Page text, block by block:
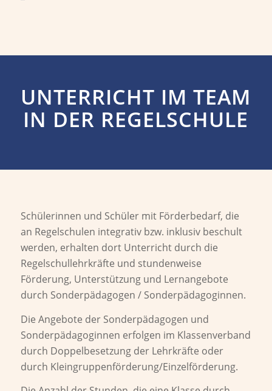
UNTERRICHT IM TEAM
IN DER REGELSCHULE
Schülerinnen und Schüler mit Förderbedarf, die
an Regelschulen integrativ bzw. inklusiv beschult
werden, erhalten dort Unterricht durch die
Regelschullehrkräfte und stundenweise
Förderung, Unterstützung und Lernangebote
durch Sonderpädagogen / Sonderpädagoginnen.
Die Angebote der Sonderpädagogen und
Sonderpädagoginnen erfolgen im Klassenverband
durch Doppelbesetzung der Lehrkräfte oder
durch Kleingruppenförderung/Einzelförderung.